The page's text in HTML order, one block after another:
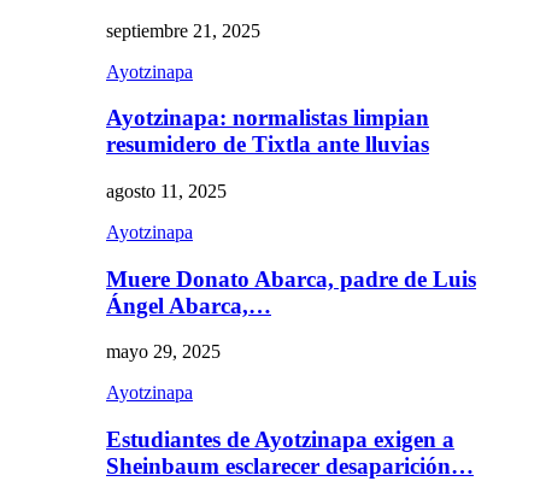
septiembre 21, 2025
Ayotzinapa
Ayotzinapa: normalistas limpian
resumidero de Tixtla ante lluvias
agosto 11, 2025
Ayotzinapa
Muere Donato Abarca, padre de Luis
Ángel Abarca,…
mayo 29, 2025
Ayotzinapa
Estudiantes de Ayotzinapa exigen a
Sheinbaum esclarecer desaparición…